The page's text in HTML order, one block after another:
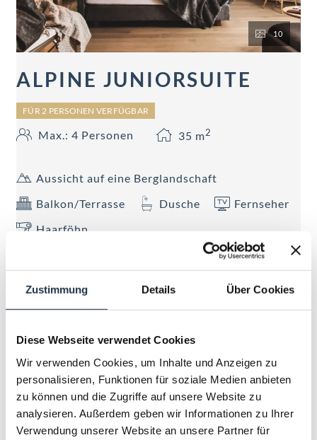
Zustimmung Details Über Cookies
Diese Webseite verwendet Cookies
Wir verwenden Cookies, um Inhalte und Anzeigen zu
personalisieren, Funktionen für soziale Medien anbieten
zu können und die Zugriffe auf unsere Website zu
analysieren. Außerdem geben wir Informationen zu Ihrer
Verwendung unserer Website an unsere Partner für
10
ALPINE JUNIORSUITE
FÜR 2 PERSONEN VERFÜGBAR
Max.: 4 Personen 35 m2
Aussicht auf eine Berglandschaft
Balkon/Terrasse
Dusche
Fernseher
Haarföhn
Alle Ausstattungsmerkmale anzeigen
ca. 28 - 38 m², Zimmer im alpinen Lifestyle für 2-4
Personen, Boxspringbett und eine ausziehbare
Doppelwaschtisch, teilweise Badewanne,
Handtuchtrockner, Föhn, WC getrennt, Telefon,
Kabel-Flat-TV, W-LAN, Minibar, Safe, Schreibtisch,
Balkon.
Mehr anzeigen
ZIMMERKALENDER ANZEIGEN